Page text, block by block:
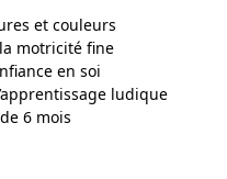
et couleurs
motricité fine
en soi
ludique
6 mois